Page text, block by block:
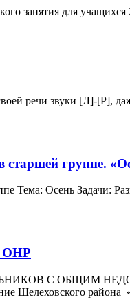
занятия для
речи звуки [Л]-[Р],
старшей группе.
Тема: Осень Задачи:
ОНР
ОБЩИМ
Шелеховского района